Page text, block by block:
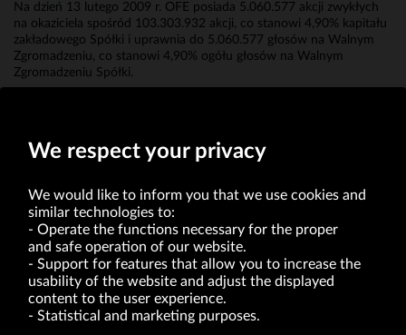
Na dzień 13 lutego 2009 r. OFE posiada 5.060.577 akcji zwykłych
na okaziciela spośród 103.303.932 akcji, co stanowi 4,90% kapitału
zakładowego Spółki i uprawnia do 5.060.577 głosów na Walnym
Zgromadzeniu, co stanowi 4,90% ogółu głosów na Walnym
Zgromadzeniu Spółki.
VRG S.A. | 10 Pilotów Street | 31-462 Kraków
Tax Identification Number: 675-000-03-61
District Court for Kraków-Śródmieście in Kraków
XI Economic Department of the National Court Register number 0000047082
We respect your privacy
We would like to inform you that we use cookies and
similar technologies to:
Operate the functions necessary for the proper
and safe operation of our website.
Support for features that allow you to increase the
usability of the website and adjust the displayed
content to the user experience.
Statistical and marketing purposes.